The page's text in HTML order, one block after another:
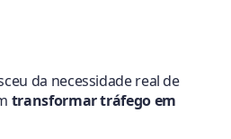
da necessidade real de
transformar tráfego em